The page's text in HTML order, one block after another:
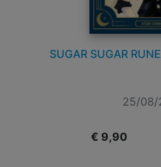
SUGAR SUGAR
25/08/
€ 9,90